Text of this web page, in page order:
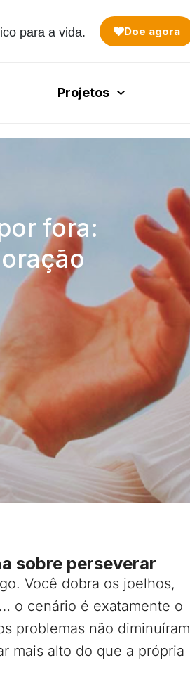
para a vida. Doe agora
Projetos
fora:
sobre perseverar
Você dobra os joelhos,
o cenário é exatamente o
problemas não diminuíram
mais alto do que a própria